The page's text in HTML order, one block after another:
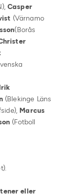
Casper
(Värnamo
(Borås
(Blekinge Läns
Marcus
(Fotboll
eller